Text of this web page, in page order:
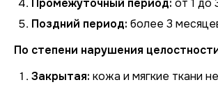
Промежуточный период: от 1 до
Поздний период: более 3
По степени нарушения
Закрытая: кожа и мягкие ткани